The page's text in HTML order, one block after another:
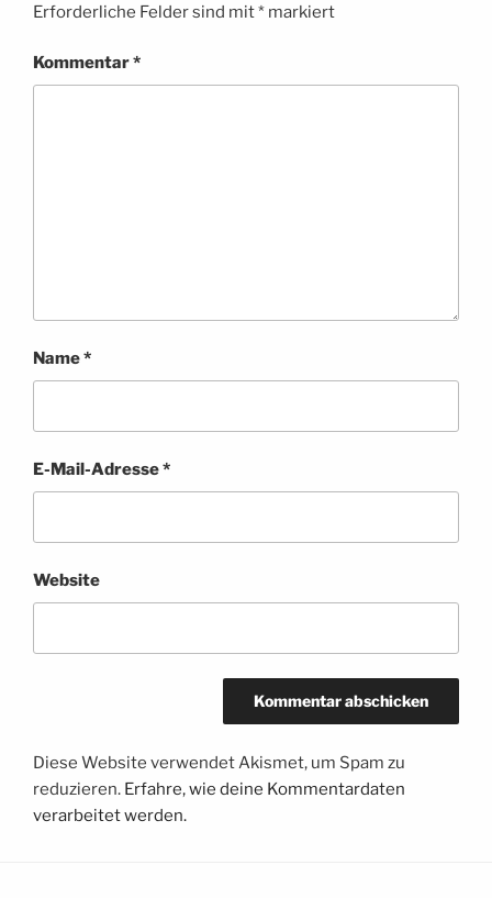
Erforderliche Felder sind mit* markiert
Kommentar*
Name*
E-Mail-Adresse*
Website
Diese Website verwendet Akismet, um Spam zu
reduzieren. Erfahre, wie deine Kommentardaten
verarbeitet werden.